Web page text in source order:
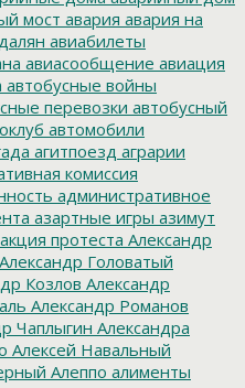
мост авария авария на
авиабилеты
авиасообщение авиация
автобусные войны
перевозки автобусный
автомобили
агитпоезд аграрии
комиссия
административное
азартные игры азимут
акция протеста Александр
Александр Головатый
Козлов Александр
Александр Романов
Чаплыгин Александра
Алексей Навальный
Алеппо алименты